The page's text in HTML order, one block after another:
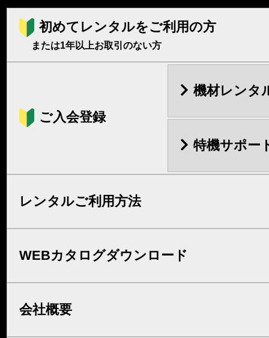
初めてレンタルをご利用の方
または1年以上お取引のない方
ご入会登録
機材レンタ
特機サポー
レンタルご利用方法
WEBカタログダウンロード
会社概要